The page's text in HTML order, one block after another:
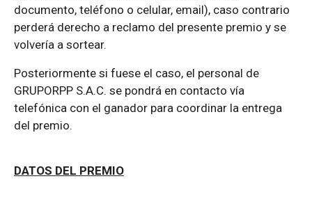
documento, teléfono o celular, email), caso contrario
perderá derecho a reclamo del presente premio y se
volvería a sortear.
Posteriormente si fuese el caso, el personal de
GRUPORPP S.A.C. se pondrá en contacto vía
telefónica con el ganador para coordinar la entrega
del premio.
DATOS DEL PREMIO